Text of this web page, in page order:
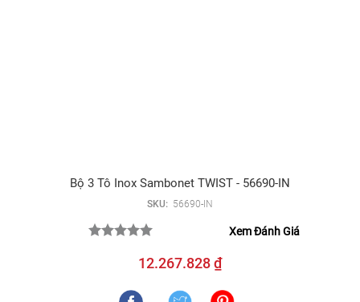
Bộ 3 Tô Inox Sambonet TWIST - 56690-IN
SKU: 56690-IN
Xem Đánh Giá
12.267.828 ₫